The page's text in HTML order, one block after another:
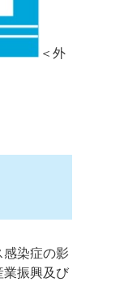
＜外
感染症の影
業振興及び